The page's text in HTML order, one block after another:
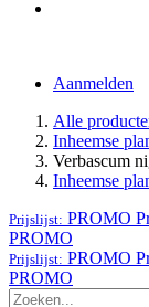
Aanmelden
Alle
Inheemse
Verbascum
Inheemse
Prijslijst: PROMO
PROMO
Prijslijst: PROMO
PROMO